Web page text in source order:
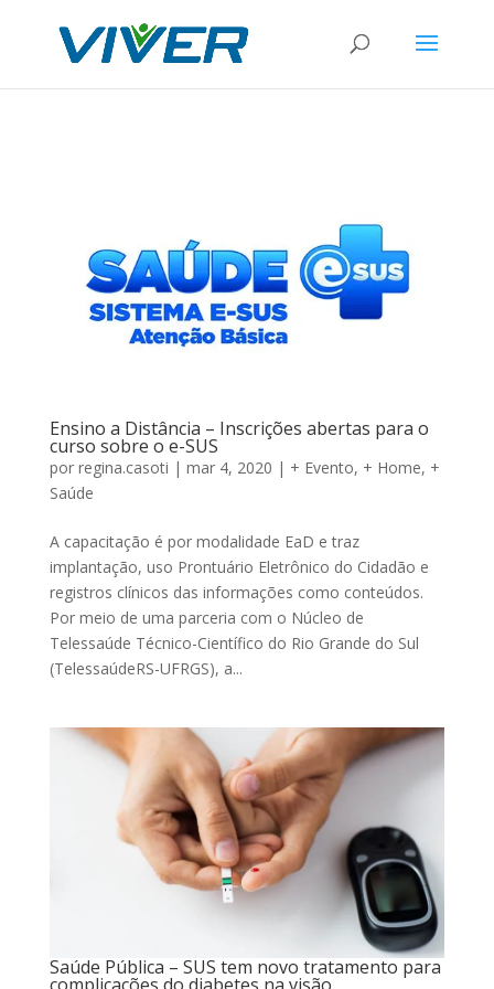
Ensino a Distância – Inscrições abertas para o
curso sobre o e-SUS
por regina.casoti | mar 4, 2020 | + Evento, + Home, +
Saúde
A capacitação é por modalidade EaD e traz
implantação, uso Prontuário Eletrônico do Cidadão e
registros clínicos das informações como conteúdos.
Por meio de uma parceria com o Núcleo de
Telessaúde Técnico-Científico do Rio Grande do Sul
(TelessaúdeRS-UFRGS), a...
Saúde Pública – SUS tem novo tratamento para